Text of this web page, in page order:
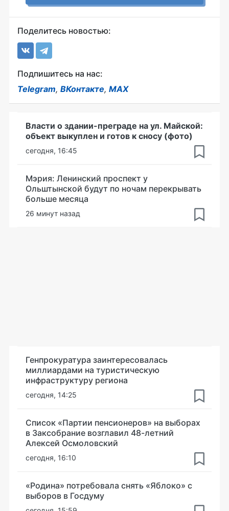
Поделитесь новостью:
Подпишитесь на нас:
Telegram, ВКонтакте, MAX
Власти о здании-преграде на ул. Майской:
объект выкуплен и готов к сносу (фото)
сегодня, 16:45
Мэрия: Ленинский проспект у
Ольштынской будут по ночам перекрывать
больше месяца
26 минут назад
Генпрокуратура заинтересовалась
миллиардами на туристическую
инфраструктуру региона
сегодня, 14:25
Список «Партии пенсионеров» на выборах
в Заксобрание возглавил 48-летний
Алексей Осмоловский
сегодня, 16:10
«Родина» потребовала снять «Яблоко» с
выборов в Госдуму